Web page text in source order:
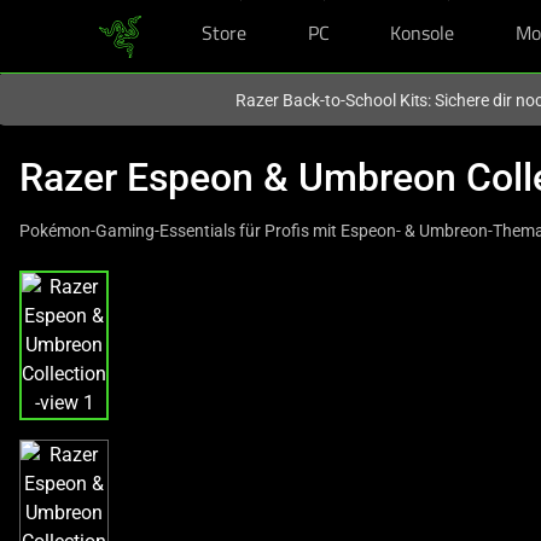
Store PC Konsole
Razer Back-to-School Kits: Sichere dir
Razer Espeon & Umbreon
Pokémon-Gaming-Essentials für Profis mit Espeon- & Umbreon-
This
is
a
carousel
with
one
large
image
and